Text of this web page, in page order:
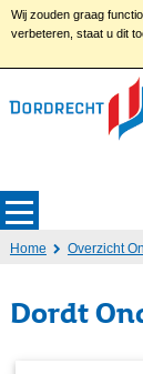
Wij zouden graag
verbeteren, staat u dit
Home Overzicht
Dordt